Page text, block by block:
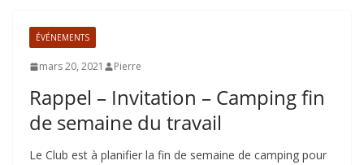
ÉVÉNEMENTS
mars 20, 2021 Pierre
Rappel – Invitation – Camping fin
de semaine du travail
Le Club est à planifier la fin de semaine de camping pour